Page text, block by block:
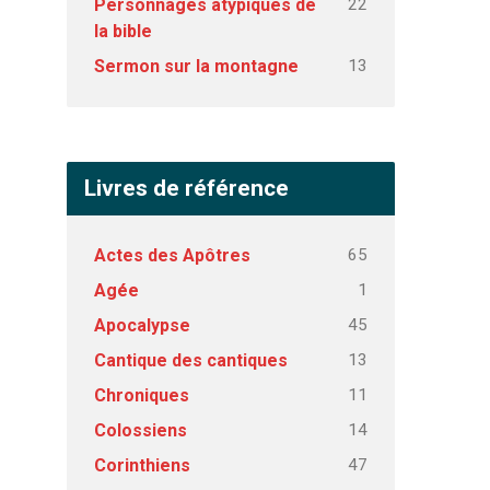
Personnages atypiques de
la bible
22
Sermon sur la montagne 13
Livres de référence
Actes des Apôtres 65
Agée 1
Apocalypse 45
Cantique des cantiques 13
Chroniques 11
Colossiens 14
Corinthiens
47